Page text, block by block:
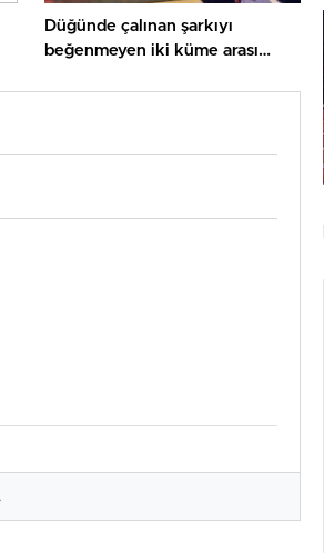
Düğünde çalınan şarkıyı
beğenmeyen iki küme arası